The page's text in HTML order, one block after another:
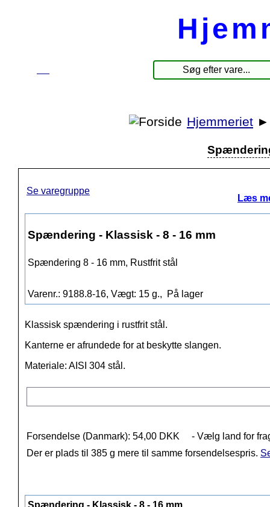
Hjemmeriet
Se varegruppe
Læs
Spændering - Klassisk - 8 - 16 mm
Spændering 8 - 16 mm, Rustfrit stål
Varenr.: 9188.8-16, Vægt: 15 g., På lager
Klassisk spændering i rustfrit stål.
Kanterne er afrundede for at beskytte slangen.
Materiale: AISI 304 stål.
Forsendelse (Danmark): 54,00 DKK
- Vælg land for
Der er plads til 385 g mere til samme forsendelsespris.